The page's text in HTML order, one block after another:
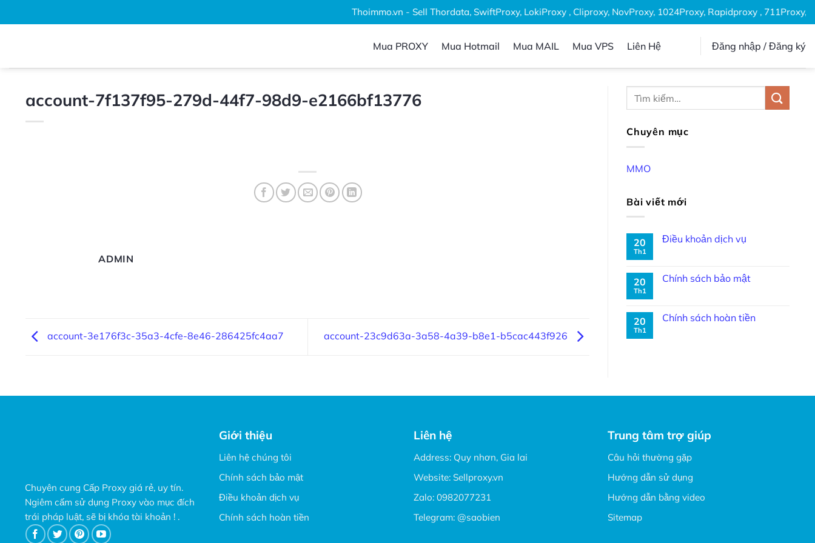
qua
Thoimmo.vn - Sell Thordata, SwiftProxy, LokiProxy , Cliproxy, NovProxy, 1024Proxy, Rapidproxy , 711Proxy,
Mua PROXY Mua Hotmail Mua MAIL Mua VPS Liên Hệ Đăng nhập / Đăng ký
account-7f137f95-279d-44f7-98d9-e2166bf13776
ADMIN
account-3e176f3c-35a3-4cfe-8e46-286425fc4aa7 account-23c9d63a-3a58-4a39-b8e1-b5cac443f926
Chuyên mục
MMO
Bài viết mới
20
Th1
Điều khoản dịch vụ
20
Th1
Chính sách bảo mật
20
Th1
Chính sách hoàn tiền
Chuyên cung Cấp Proxy giá rẻ, uy tín.
Ngiêm cấm sử dụng Proxy vào mục đích
trái pháp luật, sẽ bị khóa tài khoản ! .
Giới thiệu
Liên hệ chúng tôi
Chính sách bảo mật
Điều khoản dịch vụ
Chính sách hoàn tiền
Liên hệ
Address: Quy nhơn, Gia lai
Website: Sellproxy.vn
Zalo: 0982077231
Telegram: @saobien
Trung tâm trợ giúp
Câu hỏi thường gặp
Hướng dẫn sử dụng
Hướng dẫn bằng video
Sitemap